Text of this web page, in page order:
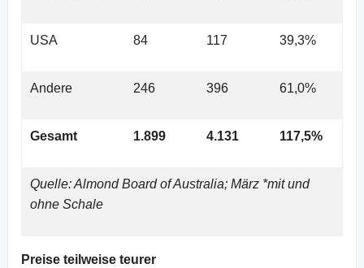
USA 84 117 39,3%
Andere 246 396 61,0%
Gesamt 1.899 4.131 117,5%
Quelle: Almond Board of Australia; März *mit und
ohne Schale
Preise teilweise teurer